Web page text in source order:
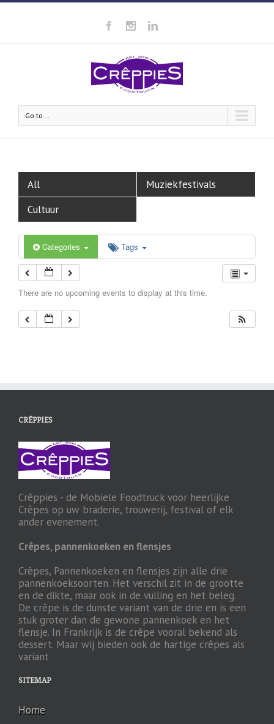
Go to...
All
Muziekfestivals
Cultuur
Categories Tags
There are no upcoming events to display at this time.
CRÊPPIES
Crêppies - de Mobiele Foodtruck voor heerlijke
Crêpes op uw braderie, trouwerij, festival of elk
ander evenement.
Crêpes, pannenkoeken en flensjes
Crêpes, Pannenkoeken en flensjes zijn alle drie
pannenkoeksoorten. Het verschil zit in de grootte
en de dikte, maar ook in de vulling en het beleg.
De crêpe is de dunste variant van de drie en is een
stuk groter dan de gewone pannenkoek en het
flensje. In Frankrijk is de crêpe vooral bekend als
dessert. Maar wij bieden ook de hartige crêpes als
variant
SITEMAP
Home